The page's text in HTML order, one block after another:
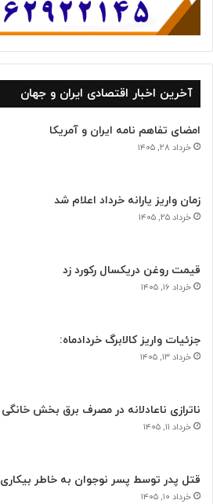
آخرین اخبار اقتصادی ایران و جهان
امضای تفاهم نامه ایران و آمریکا
خرداد ۲۸, ۱۴۰۵
زمان واریز یارانه خرداد اعلام شد
خرداد ۲۵, ۱۴۰۵
قیمت روغن دریکسال رکورد زد
خرداد ۱۶, ۱۴۰۵
جزئیات واریز کالابرگ خردادماه:
خرداد ۱۳, ۱۴۰۵
ناترازی ناعادلانه در مصرف برق بخش خانگی
خرداد ۱۱, ۱۴۰۵
قتل پدر توسط پسر نوجوان به خاطر بیکاری
خرداد ۱۰, ۱۴۰۵